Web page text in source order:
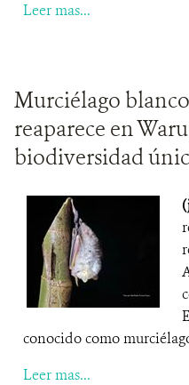
Leer mas...
Murciélago
reaparece en
biodiversidad
conocido como
Leer mas...